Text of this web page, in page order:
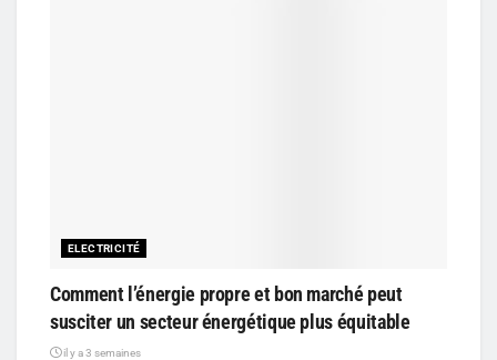
ELECTRICITÉ
Comment l’énergie propre et bon marché peut
susciter un secteur énergétique plus équitable
il y a 3 semaines